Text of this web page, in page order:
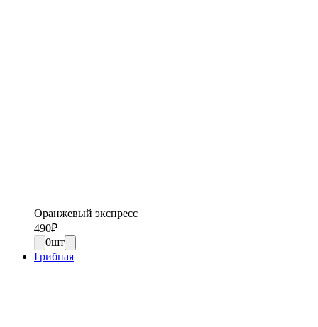
Оранжевый экспресс
490₽
0шт
Грибная